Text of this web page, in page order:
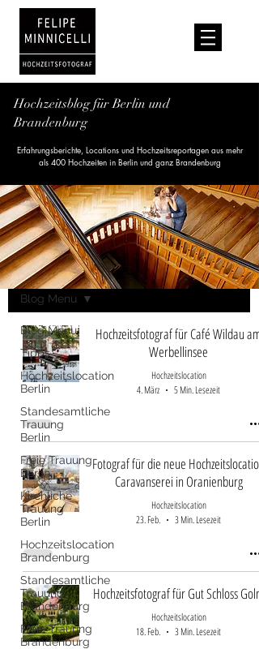
Blog
Blog Menu
Tipps
Hochzeitslocation
Berlin
Standesamtliche
Trauung
Berlin
Freie Trauung
Berlin
Kirchliche
Trauung
Berlin
Hochzeitslocation
Brandenburg
Standesamtliche
Trauung
Brandenburg
Freie Trauung
Brandenburg
Blog Menu
Hochzeitsfotograf für Café Wildau am
Werbellinsee
Hochzeitslocation
4. März
5 Min. Lesezeit
Fotograf für die neue Hochzeitslocation
Caravanserei in Oranienburg
Hochzeitslocation
23. Feb.
3 Min. Lesezeit
Hochzeitsfotograf für Gut Schloss Golm
Hochzeitslocation
18. Feb.
3 Min. Lesezeit
Hochzeitsblog für Berlin und
Brandenburg
Erfahrungsberichte, Locations und Hochzeitsreportagen aus mehr
als 400 Hochzeiten in Berlin und ganz Brandenburg